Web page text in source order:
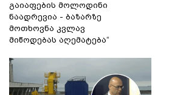
გაიაფების მოლოდინი
ნაადრევია - ბაზარზე
მოთხოვნა კვლავ
მიწოდებას აღემატება“